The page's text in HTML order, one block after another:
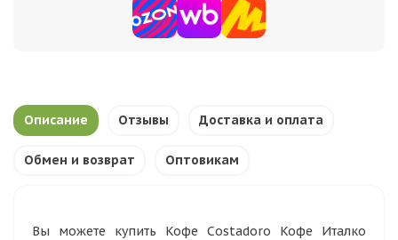
Описание Отзывы Доставка и оплата
Обмен и возврат Оптовикам
Вы можете купить Кофе Costadoro Кофе Италко